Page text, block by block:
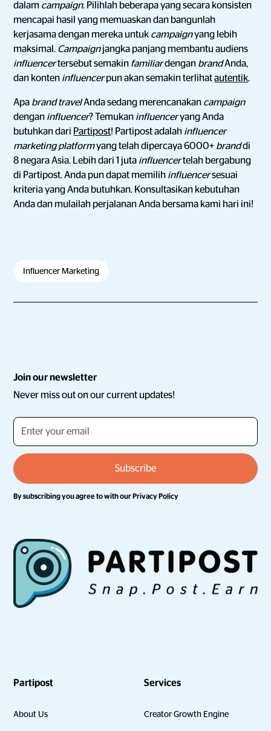
dalam campaign. Pilihlah beberapa yang secara konsisten
mencapai hasil yang memuaskan dan bangunlah
kerjasama dengan mereka untuk campaignyang lebih
maksimal. Campaignjangka panjang membantu audiens
influencertersebut semakin familiardengan brandAnda,
dan konten influencerpun akan semakin terlihatautentik.
Apa brand travelAnda sedang merencanakan campaign
dengan influencer? Temukan influenceryang Anda
butuhkan dari Partipost! Partipost adalah influencer
marketing platformyang telah dipercaya 6000+ branddi
8 negara Asia. Lebih dari 1 juta influencertelah bergabung
di Partipost. Anda pun dapat memilih influencersesuai
kriteria yang Anda butuhkan. Konsultasikan kebutuhan
Anda dan mulailah perjalanan Anda bersama kami hari ini!
Influencer Marketing
Join our newsletter
Never miss out on our current updates!
By subscribing you agree to with ourPrivacy Policy
Partipost
About Us
Services
Creator Growth Engine